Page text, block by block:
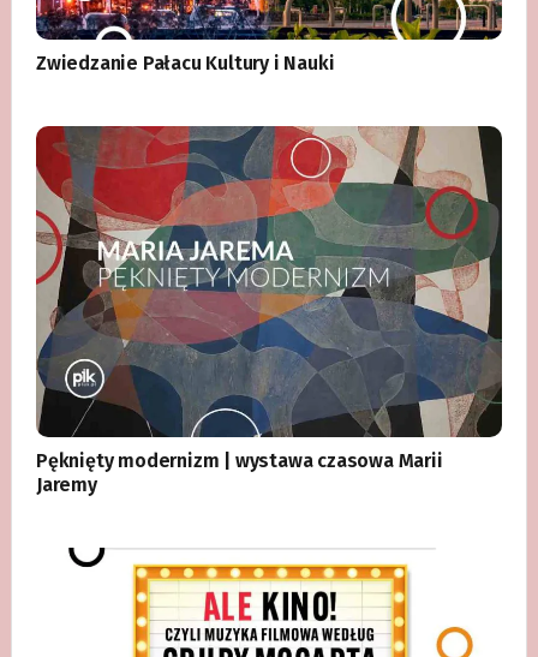
Zwiedzanie Pałacu Kultury i Nauki
Pęknięty modernizm | wystawa czasowa Marii
Jaremy